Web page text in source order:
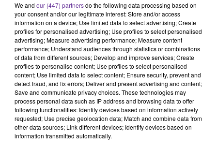
Humani’Terre Madame : Fatima SANHAJI responsable de
29 avril 2022 - 10 min 19 sec
SAWA : FATIMA SANHAJI RESPONSABLE DE
L'ASSOCIATION HUMANI’TERRE
JS
Fatima SANHAJI responsable de l'association
Humani’Terre
We and our (447) partnersdo the following data processing based on
your consent and/or our legitimate interest: Store and/or access
information on a device; Use limited data to select advertising; Create
profiles for personalised advertising; Use profiles to select personalised
advertising; Measure advertising performance; Measure content
performance; Understand audiences through statistics or combinations
of data from different sources; Develop and improve services; Create
profiles to personalise content; Use profiles to select personalised
content; Use limited data to select content; Ensure security, prevent and
detect fraud, and fix errors; Deliver and present advertising and content;
Save and communicate privacy choices. These technologies may
process personal data such as IP address and browsing data to offer
following functionalities: Identify devices based on information actively
requested; Use precise geolocation data; Match and combine data from
other data sources; Link different devices; Identify devices based on
information transmitted automatically.